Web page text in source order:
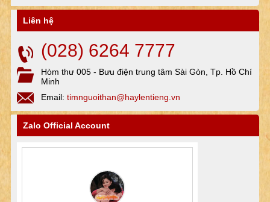
Liên hệ
(028) 6264 7777
Hòm thư 005 - Bưu điện trung tâm Sài Gòn, Tp. Hồ Chí
Minh
Email: timnguoithan@haylentieng.vn
Zalo Official Account